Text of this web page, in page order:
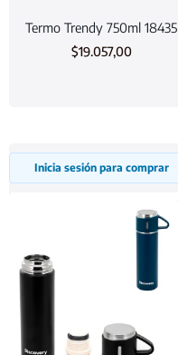
Termo Trendy 750ml 18435
$19.057,00
Inicia sesión para comprar